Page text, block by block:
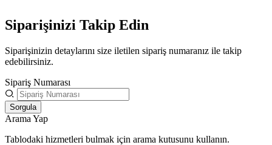
Siparişinizi Takip Edin
Siparişinizin detaylarını size iletilen sipariş numaranız ile takip
edebilirsiniz.
Sipariş Numarası
Sorgula
Arama Yap
Tablodaki hizmetleri bulmak için arama kutusunu kullanın.